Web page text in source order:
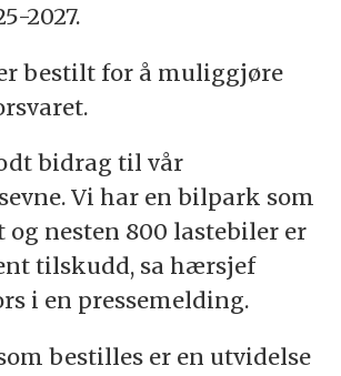
2027.
bestilt for å muliggjøre
bidrag til vår
Vi har en bilpark som
og nesten 800 lastebiler er
tilskudd, sa hærsjef
i en pressemelding.
bestilles er en utvidelse